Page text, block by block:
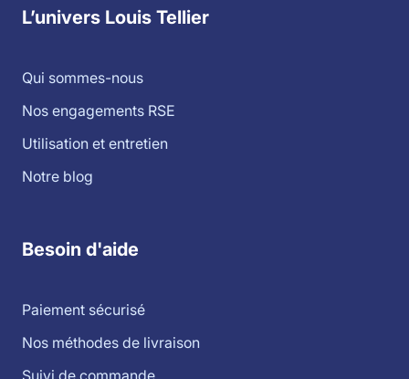
L’univers Louis Tellier
Qui sommes-nous
Nos engagements RSE
Utilisation et entretien
Notre blog
Besoin d'aide
Paiement sécurisé
Nos méthodes de livraison
Suivi de commande